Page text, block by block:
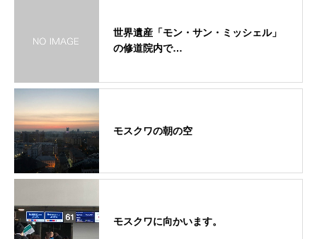
世界遺産「モン・サン・ミッシェル」
の修道院内で…
モスクワの朝の空
モスクワに向かいます。